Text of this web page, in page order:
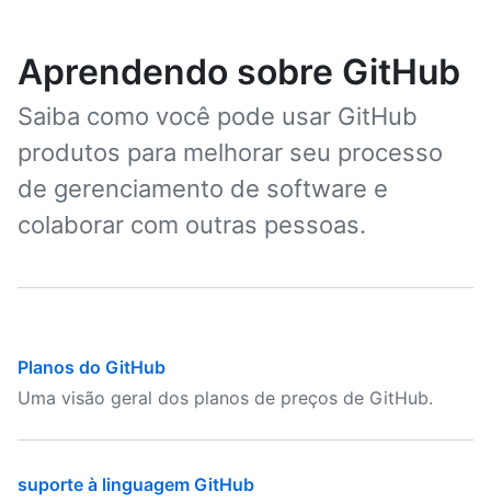
Aprendendo sobre GitHub
Saiba como você pode usar GitHub
produtos para melhorar seu processo
de gerenciamento de software e
colaborar com outras pessoas.
Planos do GitHub
Uma visão geral dos planos de preços de GitHub.
suporte à linguagem GitHub